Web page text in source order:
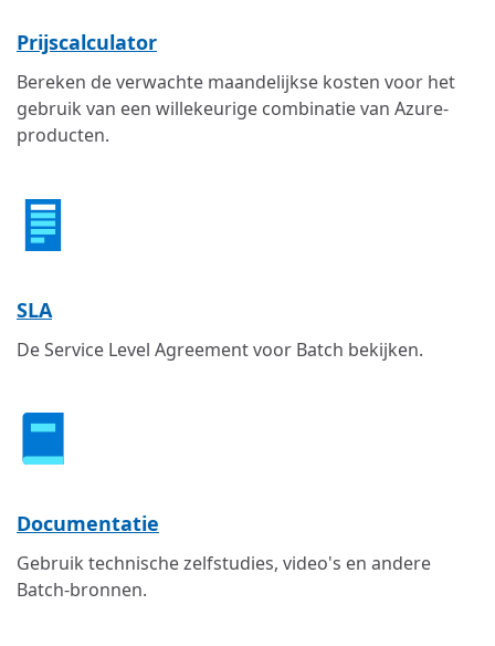
Prijscalculator
Bereken de verwachte maandelijkse kosten voor het
gebruik van een willekeurige combinatie van Azure-
producten.
SLA
De Service Level Agreement voor Batch bekijken.
Documentatie
Gebruik technische zelfstudies, video's en andere
Batch-bronnen.